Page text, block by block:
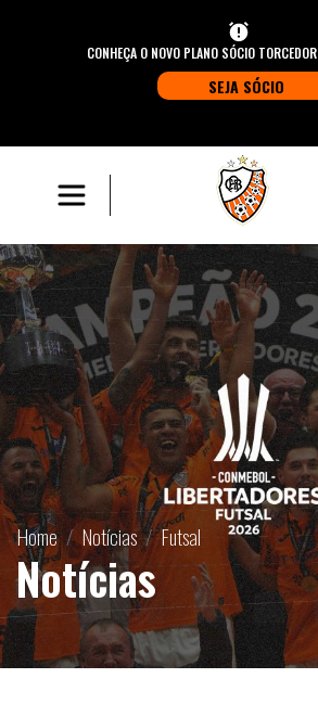
CONHEÇA O NOVO PLANO SÓCIO
SEJA SÓCIO
Home Notícias Futsal
Notícias